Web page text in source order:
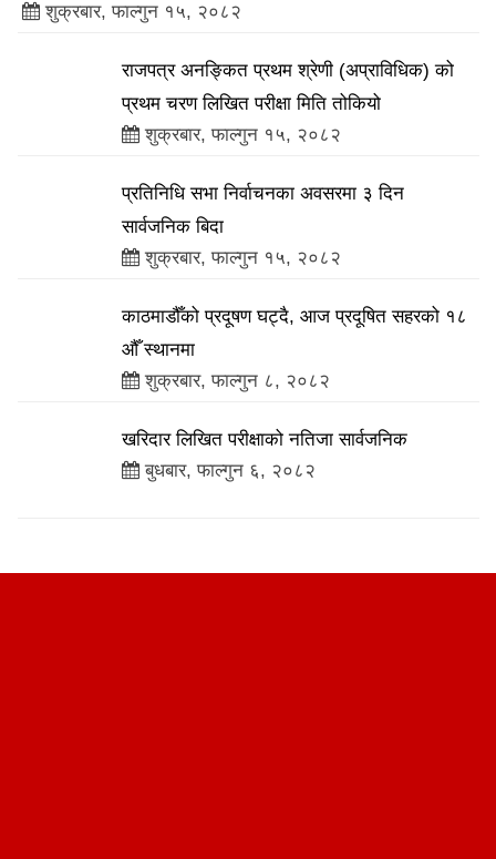
शुक्रबार, फाल्गुन १५, २०८२
राजपत्र अनङ्कित प्रथम श्रेणी (अप्राविधिक) को
प्रथम चरण लिखित परीक्षा मिति तोकियो
शुक्रबार, फाल्गुन १५, २०८२
प्रतिनिधि सभा निर्वाचनका अवसरमा ३ दिन
सार्वजनिक बिदा
शुक्रबार, फाल्गुन १५, २०८२
काठमाडौँको प्रदूषण घट्दै, आज प्रदूषित सहरको १८
औँ स्थानमा
शुक्रबार, फाल्गुन ८, २०८२
खरिदार लिखित परीक्षाको नतिजा सार्वजनिक
बुधबार, फाल्गुन ६, २०८२